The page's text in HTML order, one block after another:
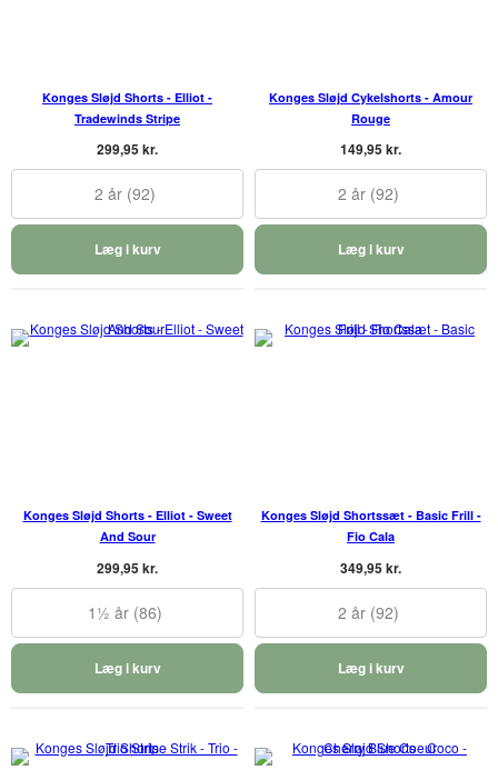
Konges Sløjd Shorts - Elliot -
Tradewinds Stripe
299,95 kr.
2 år (92)
Læg i kurv
Konges Sløjd Cykelshorts - Amour
Rouge
149,95 kr.
2 år (92)
Læg i kurv
Konges Sløjd Shorts - Elliot - Sweet
And Sour
299,95 kr.
1½ år (86)
Læg i kurv
Konges Sløjd Shortssæt - Basic Frill -
Fio Cala
349,95 kr.
2 år (92)
Læg i kurv